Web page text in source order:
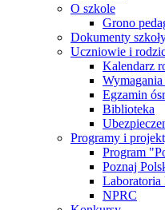
O szkole
Grono
Dokumenty
Uczniowie i
Kalendarz
Egzamin
Biblioteka
Programy i
Program
Poznaj
Laboratoria
NPRC